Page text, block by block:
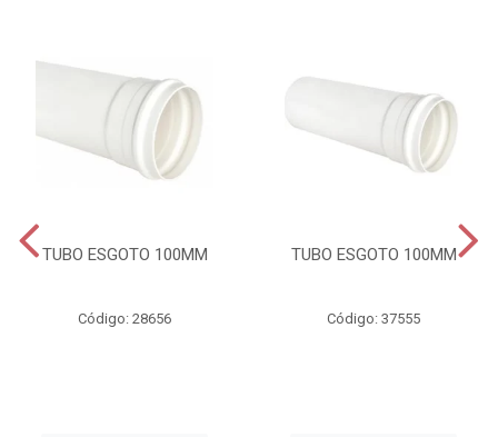
TUBO ESGOTO 100MM
Código: 28656
TUBO ESGOTO 100MM
Código: 37555